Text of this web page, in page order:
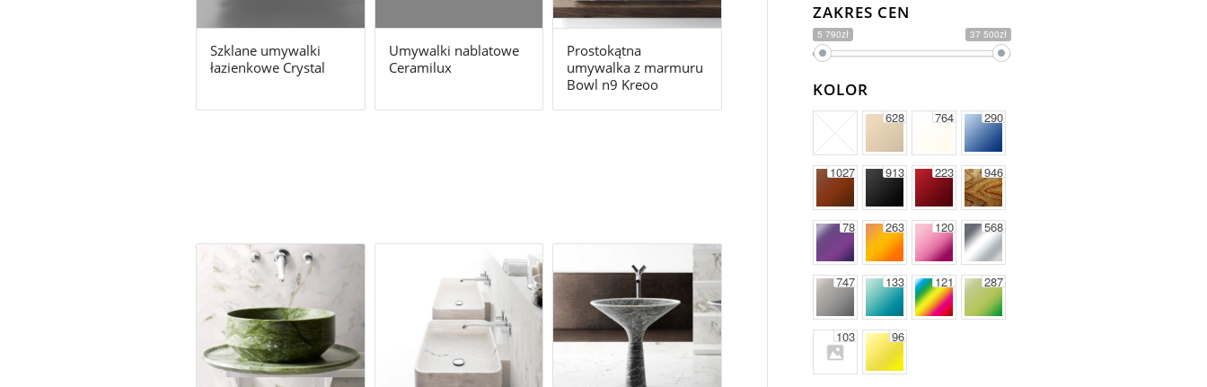
Szklane umywalki
łazienkowe Crystal
Umywalki nablatowe
Ceramilux
Prostokątna
umywalka z marmuru
Bowl n9 Kreoo
ZAKRES CEN
5 790zł 37 500zł
KOLOR
628 764 290
1027 913 223 946
78 263 120 568
747 133 121 287
103 96